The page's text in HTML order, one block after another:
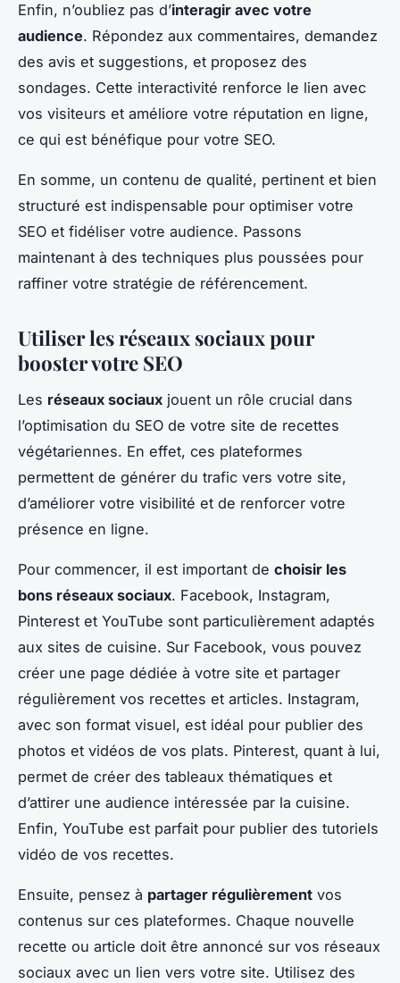
Enfin, n’oubliez pas d’interagir avec votre
audience. Répondez aux commentaires, demandez
des avis et suggestions, et proposez des
sondages. Cette interactivité renforce le lien avec
vos visiteurs et améliore votre réputation en ligne,
ce qui est bénéfique pour votre SEO.
En somme, un contenu de qualité, pertinent et bien
structuré est indispensable pour optimiser votre
SEO et fidéliser votre audience. Passons
maintenant à des techniques plus poussées pour
raffiner votre stratégie de référencement.
Utiliser les réseaux sociaux pour
booster votre SEO
Les réseaux sociaux jouent un rôle crucial dans
l’optimisation du SEO de votre site de recettes
végétariennes. En effet, ces plateformes
permettent de générer du trafic vers votre site,
d’améliorer votre visibilité et de renforcer votre
présence en ligne.
Pour commencer, il est important de choisir les
bons réseaux sociaux. Facebook, Instagram,
Pinterest et YouTube sont particulièrement adaptés
aux sites de cuisine. Sur Facebook, vous pouvez
créer une page dédiée à votre site et partager
régulièrement vos recettes et articles. Instagram,
avec son format visuel, est idéal pour publier des
photos et vidéos de vos plats. Pinterest, quant à lui,
permet de créer des tableaux thématiques et
d’attirer une audience intéressée par la cuisine.
Enfin, YouTube est parfait pour publier des tutoriels
vidéo de vos recettes.
Ensuite, pensez à partager régulièrement vos
contenus sur ces plateformes. Chaque nouvelle
recette ou article doit être annoncé sur vos réseaux
sociaux avec un lien vers votre site. Utilisez des